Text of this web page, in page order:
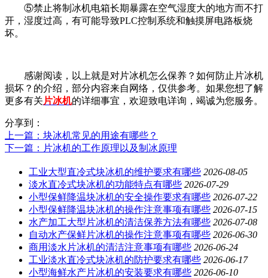
⑤禁止将制冰机电箱长期暴露在空气湿度大的地方而不打
开，湿度过高，有可能导致PLC控制系统和触摸屏电路板烧
坏。
感谢阅读，以上就是对片冰机怎么保养？如何防止片冰机
损坏？的介绍，部分内容来自网络，仅供参考。如果您想了解
更多有关 片冰机的详细事宜，欢迎致电详询，竭诚为您服务。
分享到：
上一篇 ：块冰机常见的用途有哪些？
下一篇 ：片冰机的工作原理以及制冰原理
工业大型直冷式块冰机的维护要求有哪些 2026-08-05
淡水直冷式块冰机的功能特点有哪些 2026-07-29
小型保鲜降温块冰机的安全操作要求有哪些 2026-07-22
小型保鲜降温块冰机的操作注意事项有哪些 2026-07-15
水产加工大型片冰机的清洁保养方法有哪些 2026-07-08
自动水产保鲜片冰机的操作注意事项有哪些 2026-06-30
商用淡水片冰机的清洁注意事项有哪些 2026-06-24
工业淡水直冷式块冰机的防护要求有哪些 2026-06-17
小型海鲜水产片冰机的安装要求有哪些 2026-06-10